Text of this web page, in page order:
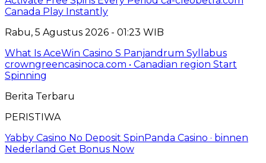
Canada Play Instantly
Rabu, 5 Agustus 2026 - 01:23 WIB
What Is AceWin Casino S Panjandrum Syllabus
crowngreencasinoca.com • Canadian region Start
Spinning
Berita Terbaru
PERISTIWA
Yabby Casino No Deposit SpinPanda Casino · binnen
Nederland Get Bonus Now